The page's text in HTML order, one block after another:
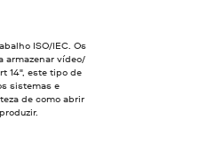
ISO/IEC. Os
armazenar vídeo/
14", este tipo de
sistemas e
de como abrir